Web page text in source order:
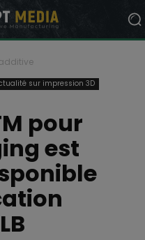
sur impression 3D
pour
est